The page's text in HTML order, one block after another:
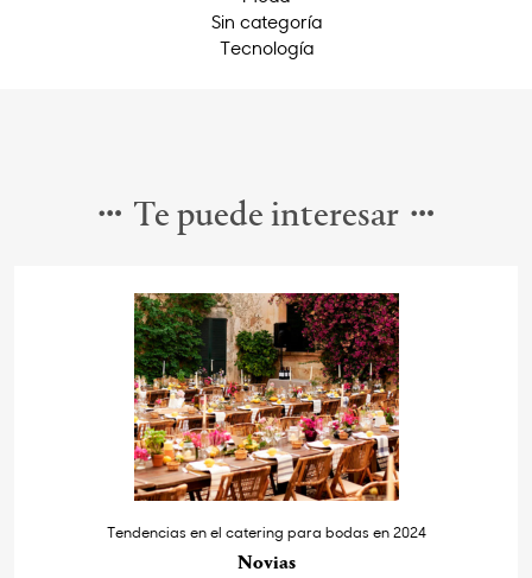
Sin categoría
Tecnología
Te puede interesar
Tendencias en el catering para bodas en 2024
Novias